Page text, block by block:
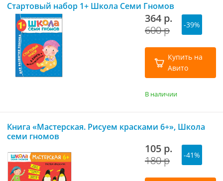
Стартовый набор 1+ Школа Семи Гномов
364 р.
600 р
-39%
Купить на
Авито
В наличии
Книга «Мастерская. Рисуем красками 6+», Школа
семи гномов
105 р.
180 р
-41%